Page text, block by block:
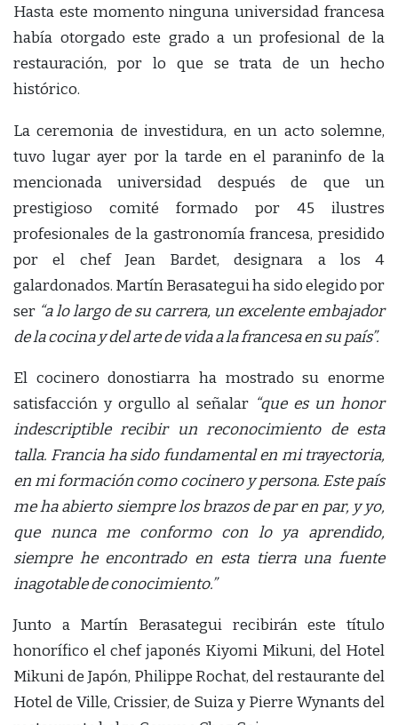
Hasta este momento ninguna universidad francesa
había otorgado este grado a un profesional de la
restauración, por lo que se trata de un hecho
histórico.
La ceremonia de investidura, en un acto solemne,
tuvo lugar ayer por la tarde en el paraninfo de la
mencionada universidad después de que un
prestigioso comité formado por 45 ilustres
profesionales de la gastronomía francesa, presidido
por el chef Jean Bardet, designara a los 4
galardonados. Martín Berasategui ha sido elegido por
ser “a lo largo de su carrera, un excelente embajador
de la cocina y del arte de vida a la francesa en su país”.
El cocinero donostiarra ha mostrado su enorme
satisfacción y orgullo al señalar “que es un honor
indescriptible recibir un reconocimiento de esta
talla. Francia ha sido fundamental en mi trayectoria,
en mi formación como cocinero y persona. Este país
me ha abierto siempre los brazos de par en par, y yo,
que nunca me conformo con lo ya aprendido,
siempre he encontrado en esta tierra una fuente
inagotable de conocimiento.”
Junto a Martín Berasategui recibirán este título
honorífico el chef japonés Kiyomi Mikuni, del Hotel
Mikuni de Japón, Philippe Rochat, del restaurante del
Hotel de Ville, Crissier, de Suiza y Pierre Wynants del